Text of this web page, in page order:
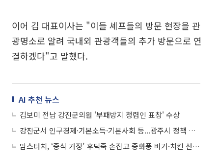
이어 김 대표이사는 "이들 셰프들의 방문 현장을 관
광명소로 알려 국내외 관광객들의 추가 방문으로 연
결하겠다"고 말했다.
AI 추천 뉴스
김보미 전남 강진군의원 '부패방지 청렴인 표창' 수상
강진군서 인구경제·기본소득·기본사회 등...광주시 정책 제시
맘스터치, ‘중식 거장’ 후덕죽 손잡고 중화풍 버거·치킨 선봬...“시원한 궁채 식감이 킥”